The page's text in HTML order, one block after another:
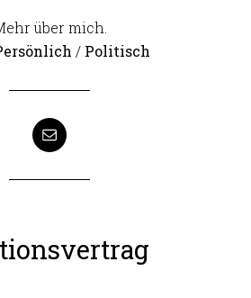
über mich.
/ Politisch